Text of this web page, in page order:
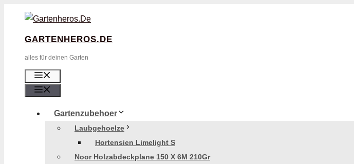
SpringenGARTENHEROS.DE
alles für deinen Garten
Gartenzubehoer
Laubgehoelze
Hortensien Limelight S
Noor Holzabdeckplane 150 X 6M 210Gr